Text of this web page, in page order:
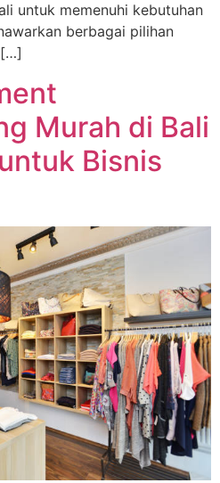
untuk memenuhi kebutuhan
berbagai pilihan
[…]
Murah di Bali
Bisnis